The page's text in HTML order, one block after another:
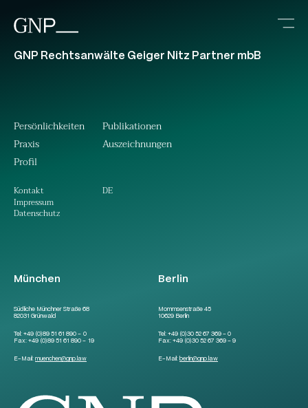
GNP Rechtsanwälte Geiger Nitz Partner mbB
München
Südliche Münchner Straße 68
82031 Grünwald
Tel:+49 (0)89 51 61 890 – 0
Fax:+49 (0)89 51 61 890 – 19
E-Mail:muenchen@gnp.law
Berlin
Mommsenstraße 45
10629 Berlin
Tel: +49 (0)30 52 67 369 – 0
Fax: +49 (0)30 52 67 369 – 9
E-Mail: berlin@gnp.law
Persönlichkeiten
Praxis
Profil
Kontakt
Impressum
Datenschutz
Publikationen
Auszeichnungen
DE